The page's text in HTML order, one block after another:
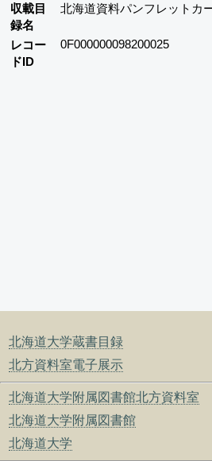
北海道大学蔵書目録
北方資料室電子展示
北海道大学附属図書館北方資料室
北海道大学附属図書館
北海道大学
収載目
録名
北海道資料パンフレットカ
レコー
ドID
0F000000098200025